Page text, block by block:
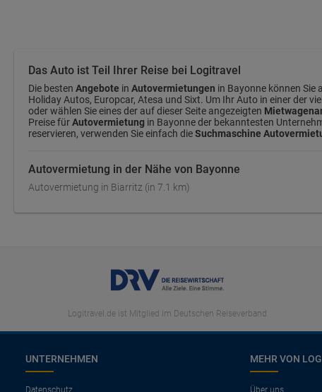
Das Auto ist Teil Ihrer Reise bei Logitravel
Die besten Angebote in Autovermietungen in Bayonne können Sie
Holiday Autos, Europcar, Atesa und Sixt. Um Ihr Auto in einer der
oder wählen Sie eines der auf dieser Seite angezeigten
Preise fürAutovermietung in Bayonne der bekanntesten
reservieren, verwenden Sie einfach dieSuchmaschine
Autovermietung in der Nähe von Bayonne
Autovermietung in Biarritz (in 7.1 km)
Logitravel.de ist Mitglied im Deutschen Reiseverband
UNTERNEHMEN
Datenschutz
MEHR VON
Über uns